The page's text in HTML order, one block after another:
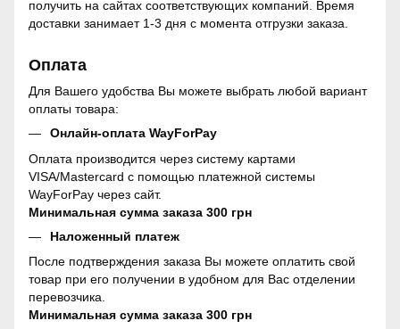
получить на сайтах соответствующих компаний. Время
доставки занимает 1-3 дня с момента отгрузки заказа.
Оплата
Для Вашего удобства Вы можете выбрать любой вариант
оплаты товара:
Онлайн-оплата WayForPay
Оплата производится через систему картами
VISA/Mastercard с помощью платежной системы
WayForPay через сайт.
Минимальная сумма заказа 300 грн
Наложенный платеж
После подтверждения заказа Вы можете оплатить свой
товар при его получении в удобном для Вас отделении
перевозчика.
Минимальная сумма заказа 300 грн